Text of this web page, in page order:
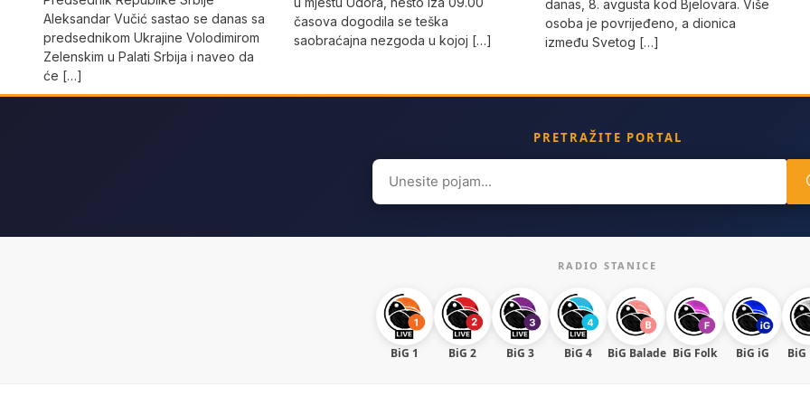
Aleksandar Vučić sastao se danas sa
predsednikom Ukrajine Volodimirom
Zelenskim u Palati Srbija i naveo da
će […]
časova dogodila se teška
saobraćajna nezgoda u kojoj […]
danas, 8. avgusta kod Bjelovara. Više
osoba je povrijeđeno, a dionica
između Svetog […]
PRETRAŽITE PORTAL
Search
for:
RADIO STANICE
BiG 1 BiG 2 BiG 3 BiG 4 BiG Balade BiG Folk BiG iG BiG